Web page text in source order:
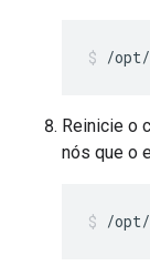
/opt/
Reinicie o
nós que o
/